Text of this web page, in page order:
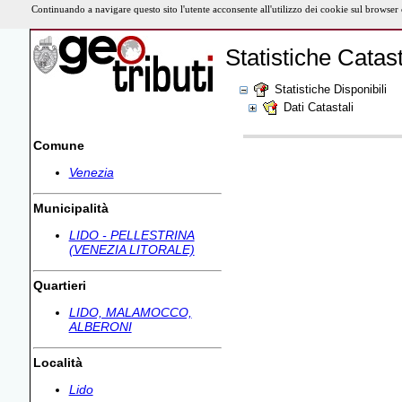
Comune
Venezia
Municipalità
LIDO - PELLESTRINA
(VENEZIA LITORALE)
Quartieri
LIDO, MALAMOCCO,
ALBERONI
Località
Lido
Statistiche
Statistiche Disponibili
Dati Catastali
Continuando a navigare questo sito l'utente acconsente all'utilizzo dei cookie sul